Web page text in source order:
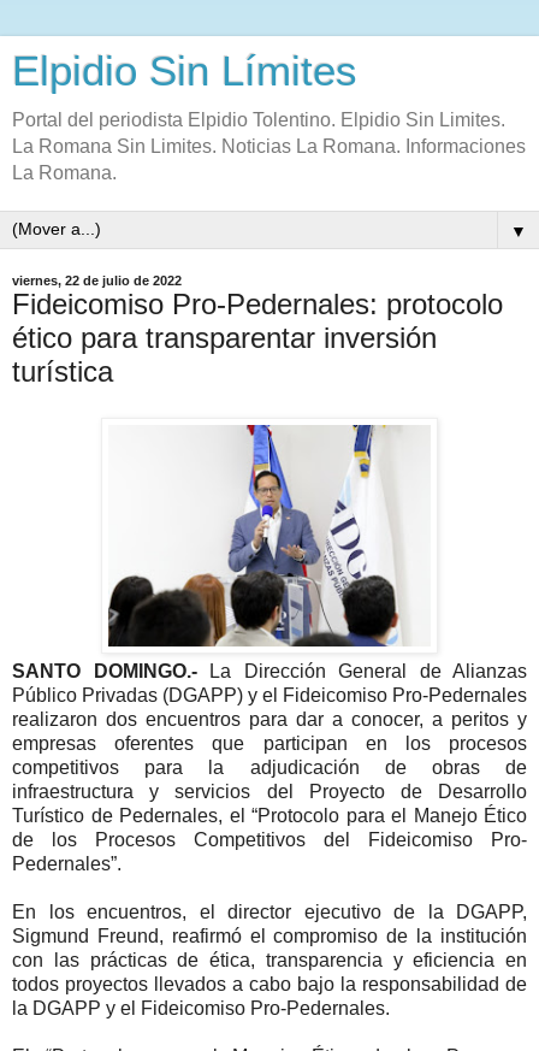
Elpidio Sin Límites
Portal del periodista Elpidio Tolentino. Elpidio Sin Limites.
La Romana Sin Limites. Noticias La Romana. Informaciones
La Romana.
▼
viernes, 22 de julio de 2022
Fideicomiso Pro-Pedernales: protocolo
ético para transparentar inversión
turística
SANTO DOMINGO.-
La Dirección General de Alianzas
Público Privadas (DGAPP) y el Fideicomiso Pro-Pedernales
realizaron dos encuentros para dar a conocer, a peritos y
empresas oferentes que participan en los procesos
competitivos para la adjudicación de obras de
infraestructura y servicios del Proyecto de Desarrollo
Turístico de Pedernales, el “Protocolo para el Manejo Ético
de los Procesos Competitivos del Fideicomiso Pro-
Pedernales”.
En los encuentros, el director ejecutivo de la DGAPP,
Sigmund Freund, reafirmó el compromiso de la institución
con las prácticas de ética, transparencia y eficiencia en
todos proyectos llevados a cabo bajo la responsabilidad de
la DGAPP y el Fideicomiso Pro-Pedernales.